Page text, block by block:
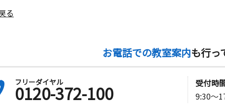
る
お電話での教室案内も行っ
フリーダイヤル
0120-372-100
受付時
9:30～